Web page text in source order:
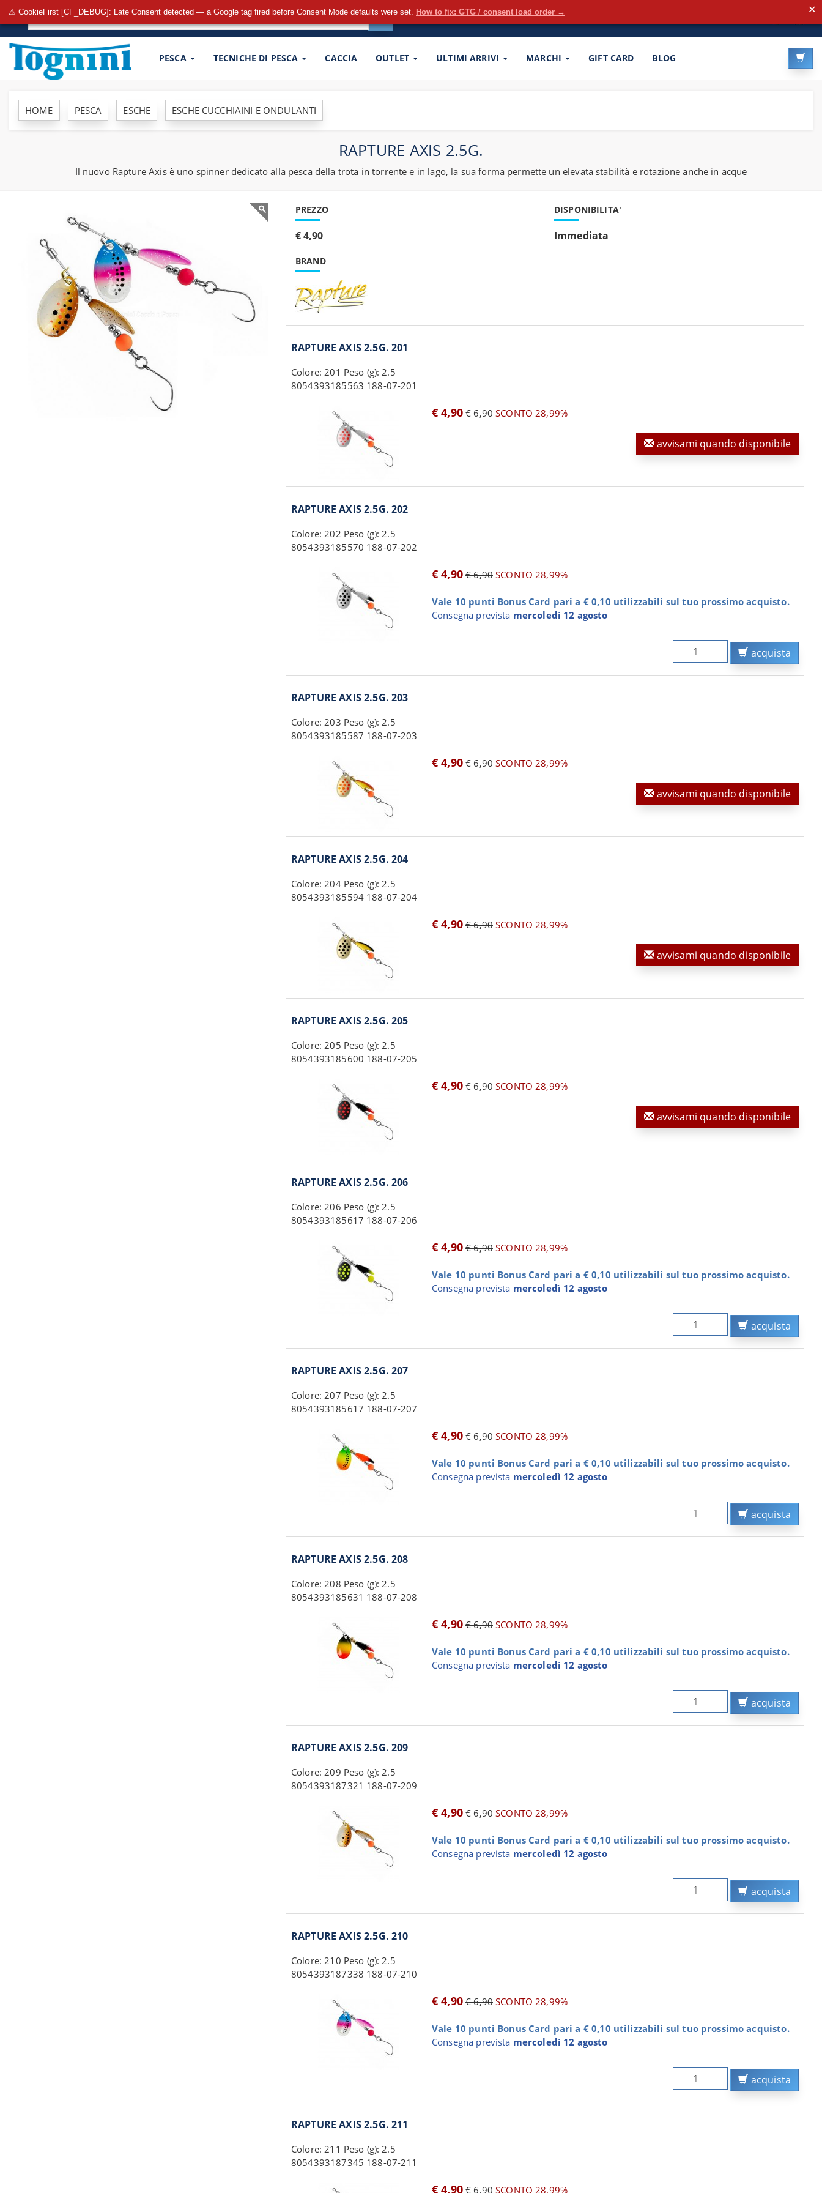
⚠ CookieFirst [CF_DEBUG]: Late Consent detected — a Google tag fired before Consent Mode defaults were set. How to fix: GTG / consent load order →
✕
PESCA TECNICHE DI PESCA CACCIA OUTLET ULTIMI ARRIVI MARCHI GIFT CARD BLOG
HOME PESCA ESCHE ESCHE CUCCHIAINI E ONDULANTI
RAPTURE AXIS 2.5G.
Il nuovo Rapture Axis è uno spinner dedicato alla pesca della trota in torrente e in lago, la sua forma permette un elevata stabilità e rotazione anche in acque
PREZZO
€ 4,90
BRAND
DISPONIBILITA'
Immediata
RAPTURE AXIS 2.5G. 201
Colore: 201 Peso (g): 2.5
8054393185563 188-07-201
€ 4,90 € 6,90SCONTO 28,99%
avvisami quando disponibile
RAPTURE AXIS 2.5G. 202
Colore: 202 Peso (g): 2.5
8054393185570 188-07-202
€ 4,90 € 6,90SCONTO 28,99%
Vale 10 punti Bonus Card pari a € 0,10 utilizzabili sul tuo prossimo acquisto.
Consegna prevista mercoledì 12 agosto
acquista
RAPTURE AXIS 2.5G. 203
Colore: 203 Peso (g): 2.5
8054393185587 188-07-203
€ 4,90 € 6,90SCONTO 28,99%
avvisami quando disponibile
RAPTURE AXIS 2.5G. 204
Colore: 204 Peso (g): 2.5
8054393185594 188-07-204
€ 4,90 € 6,90SCONTO 28,99%
avvisami quando disponibile
RAPTURE AXIS 2.5G. 205
Colore: 205 Peso (g): 2.5
8054393185600 188-07-205
€ 4,90 € 6,90SCONTO 28,99%
avvisami quando disponibile
RAPTURE AXIS 2.5G. 206
Colore: 206 Peso (g): 2.5
8054393185617 188-07-206
€ 4,90 € 6,90SCONTO 28,99%
Vale 10 punti Bonus Card pari a € 0,10 utilizzabili sul tuo prossimo acquisto.
Consegna prevista mercoledì 12 agosto
acquista
RAPTURE AXIS 2.5G. 207
Colore: 207 Peso (g): 2.5
8054393185617 188-07-207
€ 4,90 € 6,90SCONTO 28,99%
Vale 10 punti Bonus Card pari a € 0,10 utilizzabili sul tuo prossimo acquisto.
Consegna prevista mercoledì 12 agosto
acquista
RAPTURE AXIS 2.5G. 208
Colore: 208 Peso (g): 2.5
8054393185631 188-07-208
€ 4,90 € 6,90SCONTO 28,99%
Vale 10 punti Bonus Card pari a € 0,10 utilizzabili sul tuo prossimo acquisto.
Consegna prevista mercoledì 12 agosto
acquista
RAPTURE AXIS 2.5G. 209
Colore: 209 Peso (g): 2.5
8054393187321 188-07-209
€ 4,90 € 6,90SCONTO 28,99%
Vale 10 punti Bonus Card pari a € 0,10 utilizzabili sul tuo prossimo acquisto.
Consegna prevista mercoledì 12 agosto
acquista
RAPTURE AXIS 2.5G. 210
Colore: 210 Peso (g): 2.5
8054393187338 188-07-210
€ 4,90 € 6,90SCONTO 28,99%
Vale 10 punti Bonus Card pari a € 0,10 utilizzabili sul tuo prossimo acquisto.
Consegna prevista mercoledì 12 agosto
acquista
RAPTURE AXIS 2.5G. 211
Colore: 211 Peso (g): 2.5
8054393187345 188-07-211
€ 4,90 € 6,90SCONTO 28,99%